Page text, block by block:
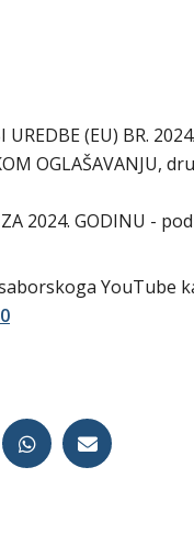
(EU) BR.
OGLAŠAVANJU,
ZA 2024. GODINU -
YouTube